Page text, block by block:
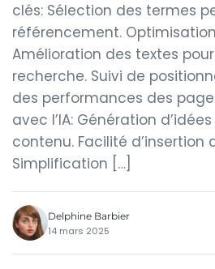
clés: Sélection des termes
référencement.
Amélioration des textes
recherche. Suivi de
des performances des
avec l’IA: Génération
contenu. Facilité d’insertion
Simplification […]
Delphine Barbier
14 mars 2025